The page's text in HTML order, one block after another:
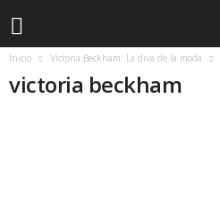
Inicio Victoria Beckham: La diva de la moda
victoria beckham